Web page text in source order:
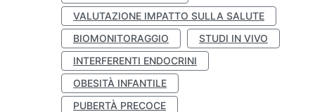
VALUTAZIONE IMPATTO SULLA SALUTE
BIOMONITORAGGIO
STUDI IN VIVO
INTERFERENTI ENDOCRINI
OBESITÀ INFANTILE
PUBERTÀ PRECOCE